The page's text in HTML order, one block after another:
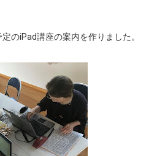
のiPad講座の案内を作りました。